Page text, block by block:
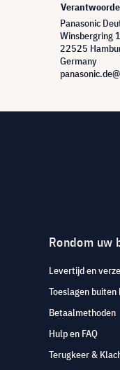
Panasonic
Winsbergring
22525
Germany
Rondom uw
Levertijd en
Toeslagen buiten
Betaalmethoden
Hulp en FAQ
Terugkeer &